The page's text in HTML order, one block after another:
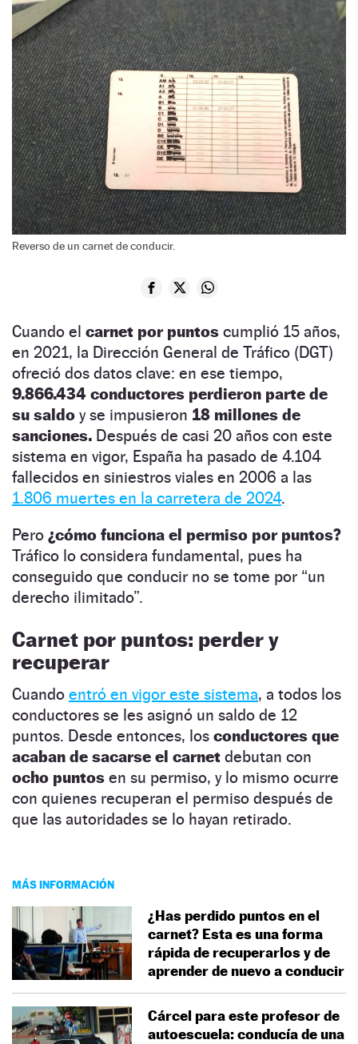
Reverso de un carnet de conducir.
Cuando el carnet por puntos cumplió 15 años,
en 2021, la Dirección General de Tráfico (DGT)
ofreció dos datos clave: en ese tiempo,
9.866.434 conductores perdieron parte de
su saldo y se impusieron 18 millones de
sanciones. Después de casi 20 años con este
sistema en vigor, España ha pasado de 4.104
fallecidos en siniestros viales en 2006 a las
1.806 muertes en la carretera de 2024.
Pero ¿cómo funciona el permiso por puntos?
Tráfico lo considera fundamental, pues ha
conseguido que conducir no se tome por “un
derecho ilimitado”.
Carnet por puntos: perder y
recuperar
Cuando entró en vigor este sistema, a todos los
conductores se les asignó un saldo de 12
puntos. Desde entonces, los conductores que
acaban de sacarse el carnet debutan con
ocho puntos en su permiso, y lo mismo ocurre
con quienes recuperan el permiso después de
que las autoridades se lo hayan retirado.
MÁS INFORMACIÓN
¿Has perdido puntos en el
carnet? Esta es una forma
rápida de recuperarlos y de
aprender de nuevo a conducir
Cárcel para este profesor de
autoescuela: conducía de una